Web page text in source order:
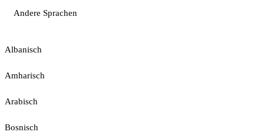
Andere Sprachen
Albanisch
Amharisch
Arabisch
Bosnisch